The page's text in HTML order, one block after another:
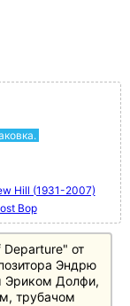
Hill (1931-2007)
Bop
от
Эндрю
Эриком Долфи,
трубачом